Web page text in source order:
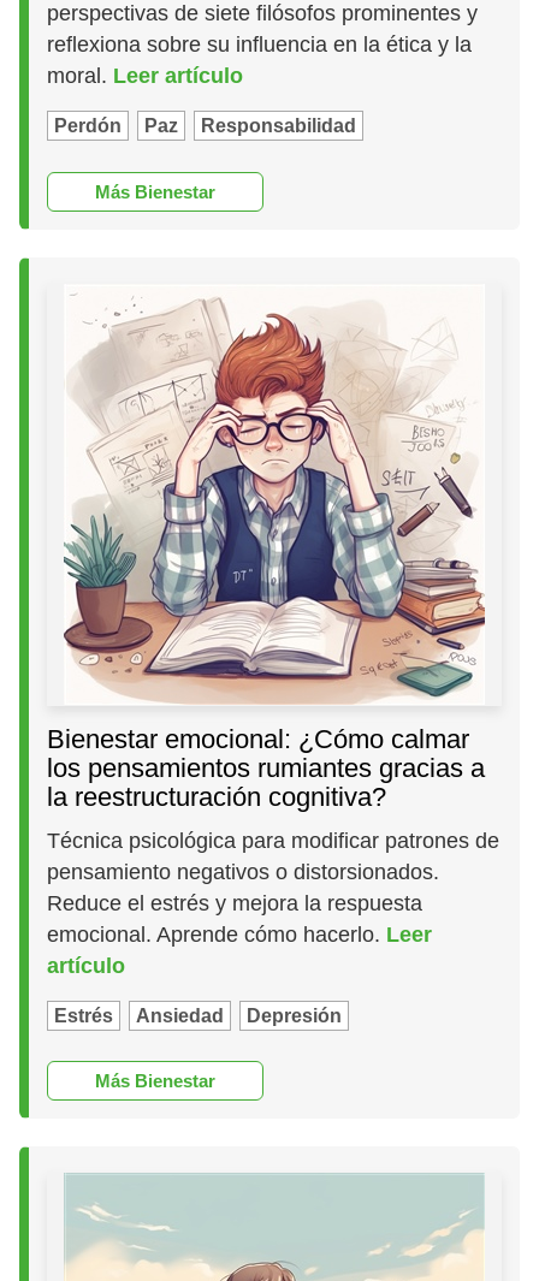
perspectivas de siete filósofos prominentes y
reflexiona sobre su influencia en la ética y la
moral. Leer artículo
Perdón Paz Responsabilidad
Más Bienestar
Bienestar emocional: ¿Cómo calmar
los pensamientos rumiantes gracias a
la reestructuración cognitiva?
Técnica psicológica para modificar patrones de
pensamiento negativos o distorsionados.
Reduce el estrés y mejora la respuesta
emocional. Aprende cómo hacerlo. Leer
artículo
Estrés Ansiedad Depresión
Más Bienestar